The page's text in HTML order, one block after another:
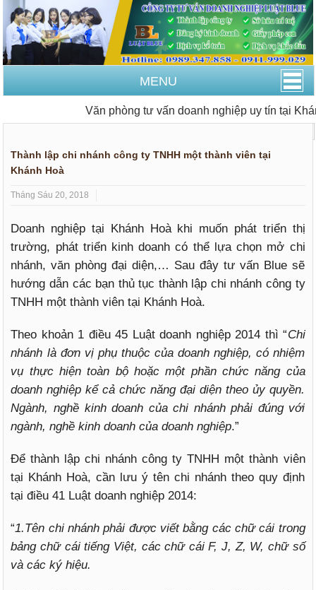
MENU
Văn phòng tư vấn doanh nghiệp uy tín tại
Thành lập chi nhánh công ty TNHH một thành viên tại
Khánh Hoà
Tháng Sáu 20, 2018
Doanh nghiệp tại Khánh Hoà khi muốn phát triển thị
trường, phát triển kinh doanh có thể lựa chọn mở chi
nhánh, văn phòng đại diện,… Sau đây tư vấn Blue sẽ
hướng dẫn các bạn thủ tục thành lập chi nhánh công ty
TNHH một thành viên tại Khánh Hoà.
Theo khoản 1 điều 45 Luật doanh nghiệp 2014 thì “Chi
nhánh là đơn vị phụ thuộc của doanh nghiệp, có nhiệm
vụ thực hiện toàn bộ hoặc một phần chức năng của
doanh nghiệp kể cả chức năng đại diện theo ủy quyền.
Ngành, nghề kinh doanh của chi nhánh phải đúng với
ngành, nghề kinh doanh của doanh nghiệp.”
Để thành lập chi nhánh công ty TNHH một thành viên
tại Khánh Hoà, cần lưu ý tên chi nhánh theo quy định
tại điều 41 Luật doanh nghiệp 2014:
“1.Tên chi nhánh phải được viết bằng các chữ cái trong
bảng chữ cái tiếng Việt, các chữ cái F, J, Z, W, chữ số
và các ký hiệu.